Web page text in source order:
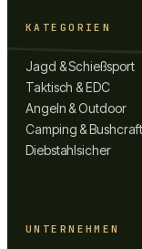
KATEGORIEN
Jagd & Schießsport
Taktisch & EDC
Angeln & Outdoor
Camping & Bushcraft
Diebstahlsicher
UNTERNEHMEN